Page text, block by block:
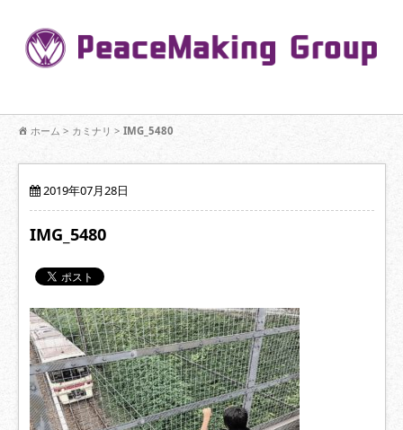
【公式】PeaceMaking Groupはお客様には一対一で向き合い、ご家族
を意図したコミュニケーションを大切にし【家族の絆】に寄り添いま
ホーム > カミナリ > IMG_5480
2019年07月28日
IMG_5480